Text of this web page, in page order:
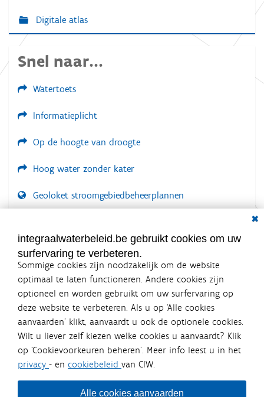
Digitale atlas
Snel naar...
Watertoets
Informatieplicht
Op de hoogte van droogte
Hoog water zonder kater
Geoloket stroomgebiedbeheerplannen
LOGIN VEREIST
integraalwaterbeleid.be gebruikt cookies om uw
surfervaring te verbeteren.
Sommige cookies zijn noodzakelijk om de website
optimaal te laten functioneren. Andere cookies zijn
optioneel en worden gebruikt om uw surfervaring op
deze website te verbeteren. Als u op ‘Alle cookies
aanvaarden’ klikt, aanvaardt u ook de optionele cookies.
Wilt u liever zelf kiezen welke cookies u aanvaardt? Klik
op ‘Cookievoorkeuren beheren’. Meer info leest u in het
privacy - en cookiebeleid van CIW.
Alle cookies aanvaarden
Integraalwaterbeleid.be is een
officiële website van de Vlaamse
overheid
uitgegeven door Coördinatiecommissie Integraal
Waterbeleid
De Coördinatiecommissie Integraal Waterbeleid (CIW) is een
bestuursniveaus die bij het waterbeleid betrokken zijn. Ook